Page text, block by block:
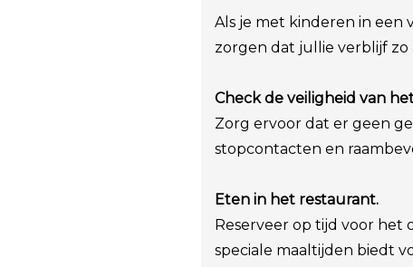
Als je met kinderen in een
zorgen dat jullie verblijf
Check de veiligheid van
Zorg ervoor dat er geen
stopcontacten en
Eten in het restaurant.
Reserveer op tijd voor
speciale maaltijden biedt